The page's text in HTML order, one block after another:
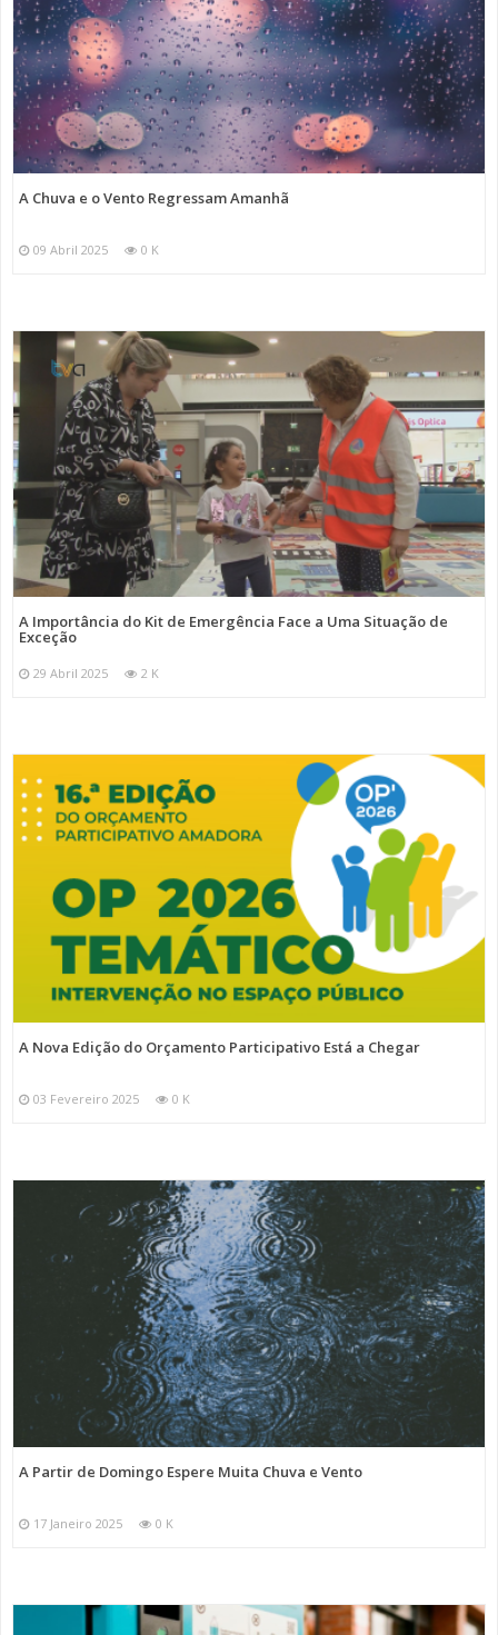
A Chuva e o Vento Regressam Amanhã
09 Abril 2025 0 K
A Importância do Kit de Emergência Face a Uma Situação de
Exceção
29 Abril 2025 2 K
A Nova Edição do Orçamento Participativo Está a Chegar
03 Fevereiro 2025 0 K
A Partir de Domingo Espere Muita Chuva e Vento
17 Janeiro 2025 0 K